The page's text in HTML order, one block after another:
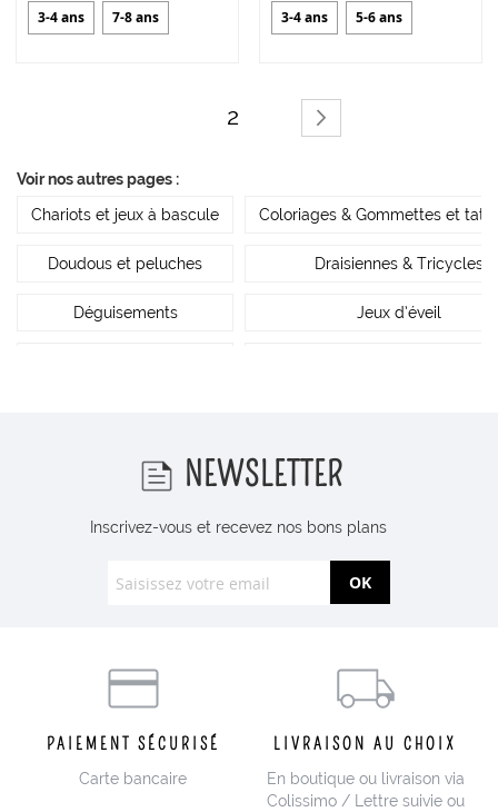
3-4 ans 7-8 ans 3-4 ans 5-6 ans
2
Voir nos autres pages :
Chariots et jeux à bascule
Coloriages & Gommettes et
Doudous et peluches Draisiennes & Tricycles
Déguisements Jeux d’éveil
Poupées et accessoiresNEWSLETTER
Inscrivez-vous et recevez nos bons plans
OK
PAIEMENT SÉCURISÉ
Carte bancaire
LIVRAISON AU CHOIX
En boutique ou livraison via
Colissimo / Lettre suivie ou